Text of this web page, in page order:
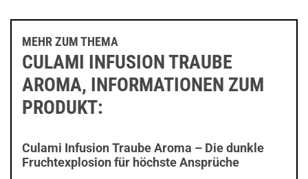
MEHR ZUM THEMA
CULAMI INFUSION TRAUBE
AROMA, INFORMATIONEN ZUM
PRODUKT:
Culami Infusion Traube Aroma – Die dunkle
Fruchtexplosion für höchste Ansprüche